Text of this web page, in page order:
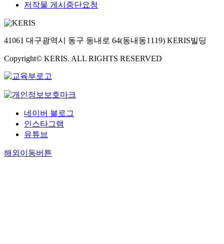
저작물 게시중단요청
41061 대구광역시 동구 동내로 64(동내동1119) KERIS빌딩
Copyright© KERIS. ALL RIGHTS RESERVED
네이버 블로그
인스타그램
유튜브
해외이동버튼